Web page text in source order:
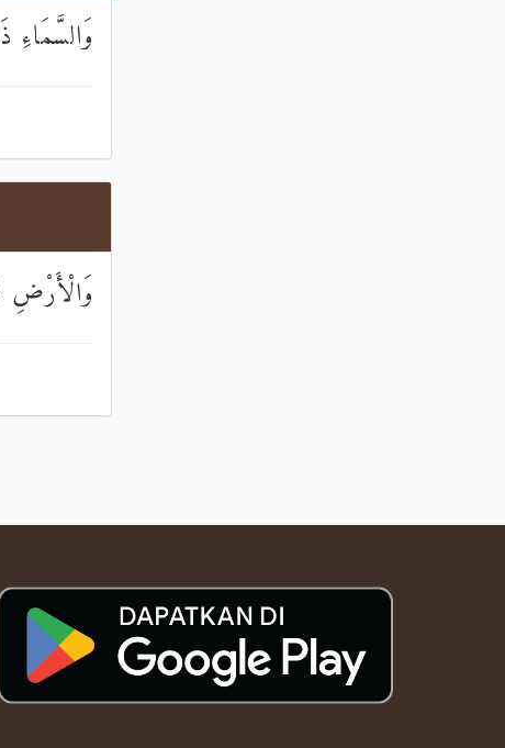
وَالسَّمَاءِ
وَالْأَرْضِ